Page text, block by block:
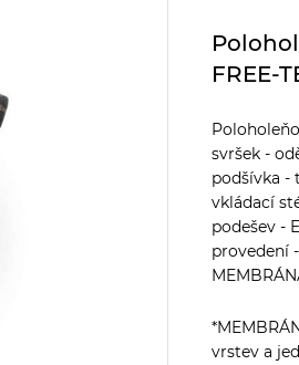
FREE-
svršek -
podšívka -
vkládací
podešev -
provedení
vrstev a